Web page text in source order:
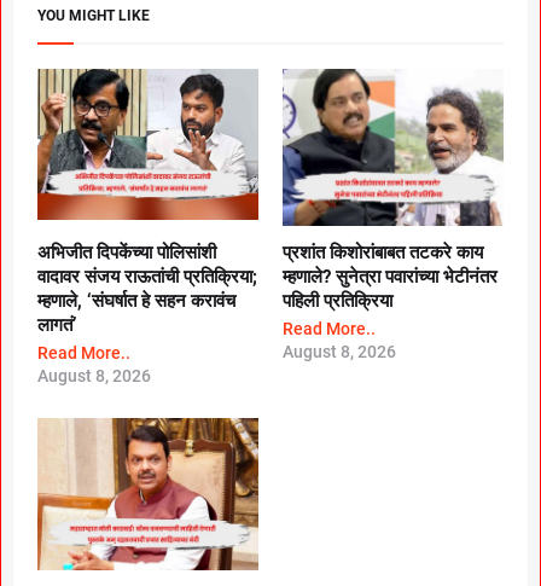
YOU MIGHT LIKE
अभिजीत दिपकेंच्या पोलिसांशी
वादावर संजय राऊतांची प्रतिक्रिया;
म्हणाले, ‘संघर्षात हे सहन करावंच
लागतं’
Read More..
August 8, 2026
प्रशांत किशोरांबाबत तटकरे काय
म्हणाले? सुनेत्रा पवारांच्या भेटीनंतर
पहिली प्रतिक्रिया
Read More..
August 8, 2026